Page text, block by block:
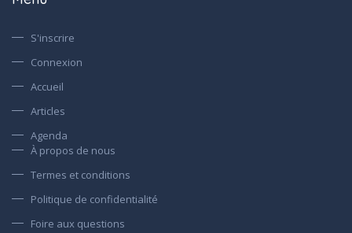
S'inscrire
Connexion
Accueil
Articles
Agenda
À propos de nous
Termes et conditions
Politique de confidentialité
Foire aux questions